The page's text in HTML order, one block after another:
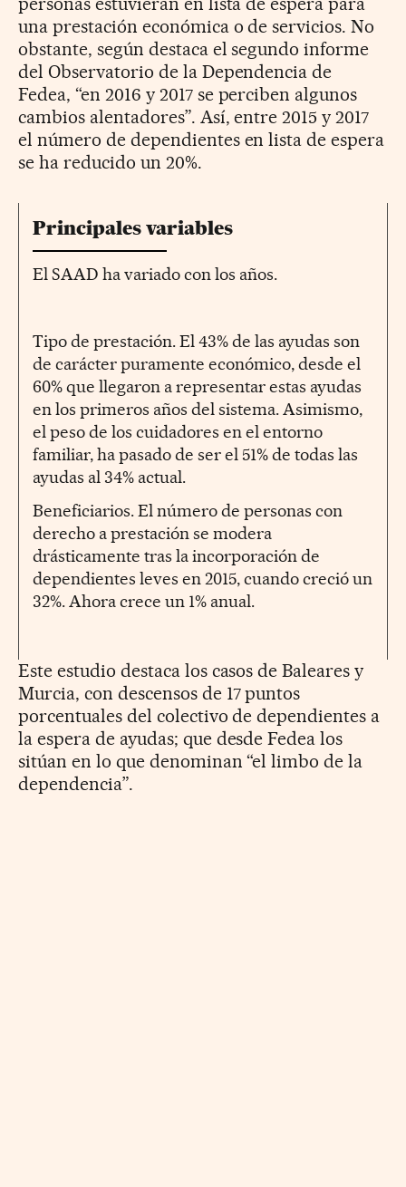
una prestación económica o de servicios. No
obstante, según destaca el segundo informe
del Observatorio de la Dependencia de
Fedea, “en 2016 y 2017 se perciben algunos
cambios alentadores”. Así, entre 2015 y 2017
el número de dependientes en lista de espera
se ha reducido un 20%.
Principales variables
El SAAD ha variado con los años.
Tipo de prestación. El 43% de las ayudas son
de carácter puramente económico, desde el
60% que llegaron a representar estas ayudas
en los primeros años del sistema. Asimismo,
el peso de los cuidadores en el entorno
familiar, ha pasado de ser el 51% de todas las
ayudas al 34% actual.
Beneficiarios. El número de personas con
derecho a prestación se modera
drásticamente tras la incorporación de
dependientes leves en 2015, cuando creció un
32%. Ahora crece un 1% anual.
Este estudio destaca los casos de Baleares y
Murcia, con descensos de 17 puntos
porcentuales del colectivo de dependientes a
la espera de ayudas; que desde Fedea los
sitúan en lo que denominan “el limbo de la
dependencia”.